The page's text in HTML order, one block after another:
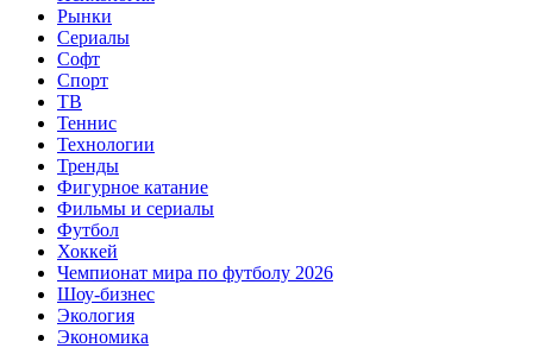
Рынки
Сериалы
Софт
Спорт
ТВ
Теннис
Технологии
Тренды
Фигурное катание
Фильмы и сериалы
Футбол
Хоккей
Чемпионат мира по футболу 2026
Шоу-бизнес
Экология
Экономика